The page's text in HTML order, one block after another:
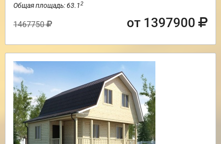
Общая площадь: 63.12
1467750 от 1397900